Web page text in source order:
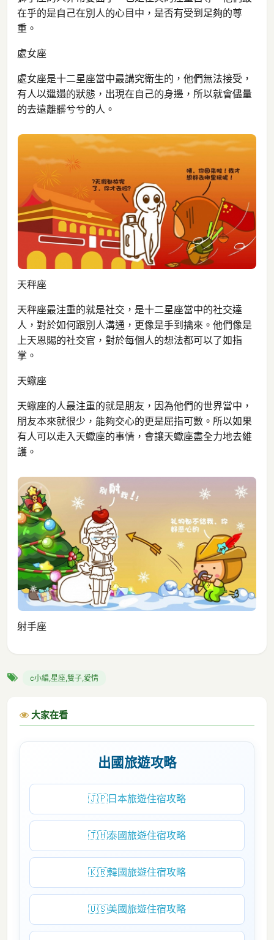
在乎的是自己在別人的心目中，是否有受到足夠的尊
重。
處女座
處女座是十二星座當中最講究衛生的，他們無法接受，
有人以邋遢的狀態，出現在自己的身邊，所以就會儘量
的去遠離髒兮兮的人。
天秤座
天秤座最注重的就是社交，是十二星座當中的社交達
人，對於如何跟別人溝通，更像是手到擒來。他們像是
上天恩賜的社交官，對於每個人的想法都可以了如指
掌。
天蠍座
天蠍座的人最注重的就是朋友，因為他們的世界當中，
朋友本來就很少，能夠交心的更是屈指可數。所以如果
有人可以走入天蠍座的事情，會讓天蠍座盡全力地去維
護。
射手座
c小編,星座,雙子,愛情
大家在看
出國旅遊攻略
🇯🇵 日本旅遊住宿攻略
🇹🇭泰國旅遊住宿攻略
🇰🇷韓國旅遊住宿攻略
🇺🇸美國旅遊住宿攻略